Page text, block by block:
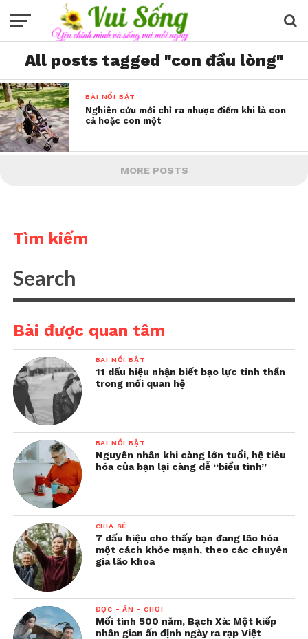
All posts tagged "con đầu lòng"
BÀI NỔI BẬT
Nghiên cứu mới chỉ ra nhược điểm khi là con
cả hoặc con một
MORE POSTS
Tìm kiếm
Bài được quan tâm
BÀI NỔI BẬT
11 dấu hiệu nhận biết bạo lực tinh thần
trong mối quan hệ
BÀI NỔI BẬT
Nguyên nhân khi càng lớn tuổi, hệ tiêu
hóa của bạn lại càng dễ “biểu tình”
CHIA SẺ
7 dấu hiệu cho thấy bạn đang lão hóa
một cách khỏe mạnh, theo các chuyên
gia lão khoa
ĐỌC - ĂN - CHƠI
Mối tình 500 năm, Bạch Xà: Một kiếp
nhân gian ấn định ngày ra rạp Việt